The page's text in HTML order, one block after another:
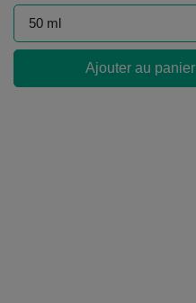
Ajouter au panier